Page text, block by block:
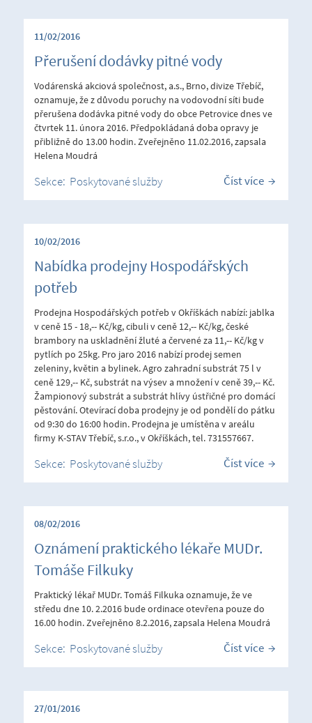
11/02/2016
Přerušení dodávky pitné vody
Vodárenská akciová společnost, a.s., Brno, divize Třebíč,
oznamuje, že z důvodu poruchy na vodovodní síti bude
přerušena dodávka pitné vody do obce Petrovice dnes ve
čtvrtek 11. února 2016. Předpokládaná doba opravy je
přibližně do 13.00 hodin. Zveřejněno 11.02.2016, zapsala
Helena Moudrá
Sekce: Poskytované služby Číst více
10/02/2016
Nabídka prodejny Hospodářských
potřeb
Prodejna Hospodářských potřeb v Okříškách nabízí: jablka
v ceně 15 - 18,-- Kč/kg, cibuli v ceně 12,-- Kč/kg, české
brambory na uskladnění žluté a červené za 11,-- Kč/kg v
pytlích po 25kg. Pro jaro 2016 nabízí prodej semen
zeleniny, květin a bylinek. Agro zahradní substrát 75 l v
ceně 129,-- Kč, substrát na výsev a množení v ceně 39,-- Kč.
Žampionový substrát a substrát hlívy ústřičné pro domácí
pěstování. Otevírací doba prodejny je od pondělí do pátku
od 9:30 do 16:00 hodin. Prodejna je umístěna v areálu
firmy K-STAV Třebíč, s.r.o., v Okříškách, tel. 731557667.
Sekce: Poskytované služby Číst více
08/02/2016
Oznámení praktického lékaře MUDr.
Tomáše Filkuky
Praktický lékař MUDr. Tomáš Filkuka oznamuje, že ve
středu dne 10. 2.2016 bude ordinace otevřena pouze do
16.00 hodin. Zveřejněno 8.2.2016, zapsala Helena Moudrá
Sekce: Poskytované služby Číst více
27/01/2016